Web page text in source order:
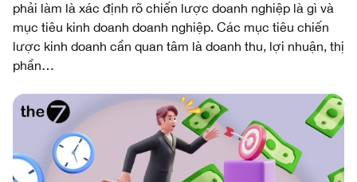
phải làm là xác định rõ ​​chiến lược doanh nghiệp là gì và
mục tiêu kinh doanh doanh nghiệp. Các mục tiêu chiến
lược kinh doanh cần quan tâm là doanh thu, lợi nhuận, thị
phần…